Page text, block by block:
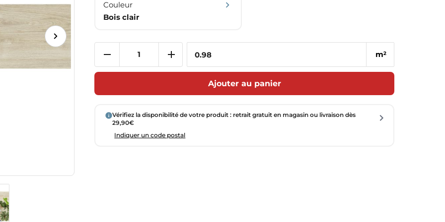
Couleur
Bois clair
m2
Ajouter au panier
Vérifiez la disponibilité de votre produit : retrait gratuit en magasin ou livraison dès
29,90€
Indiquer un code postal